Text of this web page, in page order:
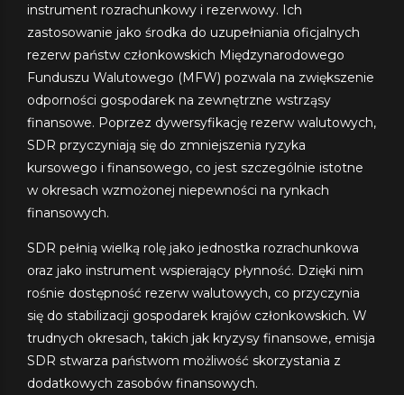
instrument rozrachunkowy i rezerwowy. Ich
zastosowanie jako środka do uzupełniania oficjalnych
rezerw państw członkowskich Międzynarodowego
Funduszu Walutowego (MFW) pozwala na zwiększenie
odporności gospodarek na zewnętrzne wstrząsy
finansowe. Poprzez dywersyfikację rezerw walutowych,
SDR przyczyniają się do zmniejszenia ryzyka
kursowego i finansowego, co jest szczególnie istotne
w okresach wzmożonej niepewności na rynkach
finansowych.
SDR pełnią wielką rolę jako jednostka rozrachunkowa
oraz jako instrument wspierający płynność. Dzięki nim
rośnie dostępność rezerw walutowych, co przyczynia
się do stabilizacji gospodarek krajów członkowskich. W
trudnych okresach, takich jak kryzysy finansowe, emisja
SDR stwarza państwom możliwość skorzystania z
dodatkowych zasobów finansowych.